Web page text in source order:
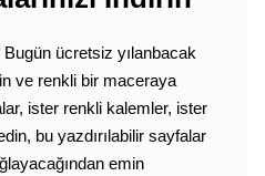
Bugün ücretsiz yılanbacak
ve renkli bir maceraya
ister renkli kalemler, ister
bu yazdırılabilir sayfalar
emin